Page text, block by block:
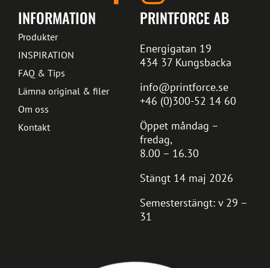
PRINTFORCE AB
Energigatan 19
434 37 Kungsbacka
info@printforce.se
+46 (0)300-52 14 60
Öppet måndag –
fredag,
8.00 – 16.30
Stängt 14 maj 2026
Semesterstängt: v 29 –
31
INFORMATION
Produkter
INSPIRATION
FAQ & Tips
Lämna original & filer
Om oss
Kontakt